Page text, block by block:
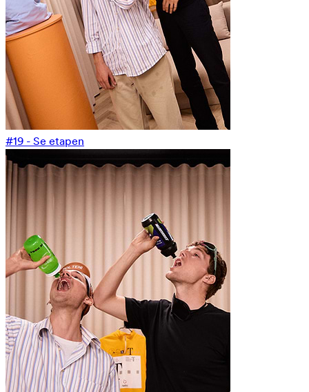
#19 - Se etapen